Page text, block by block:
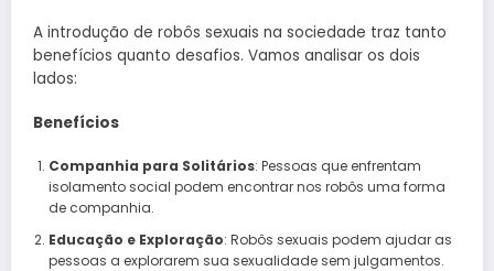
A introdução de robôs sexuais na sociedade traz tanto
benefícios quanto desafios. Vamos analisar os dois
lados:
Benefícios
Companhia para Solitários: Pessoas que enfrentam
isolamento social podem encontrar nos robôs uma forma
de companhia.
Educação e Exploração: Robôs sexuais podem ajudar as
pessoas a explorarem sua sexualidade sem julgamentos.